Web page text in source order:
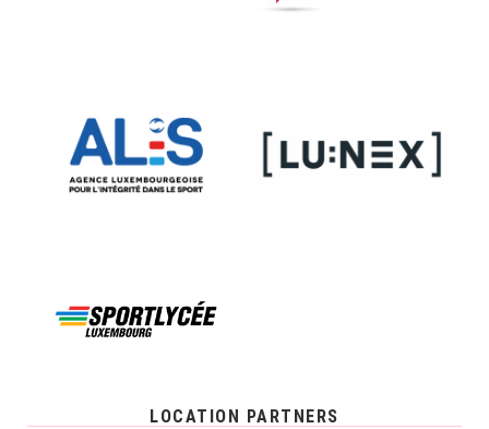
LOCATION PARTNERS